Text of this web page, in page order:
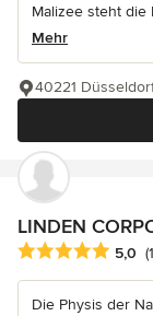
Malizee steht die
Mehr
40221
LINDEN
Durchschnittliche
5,0
Die Physis der